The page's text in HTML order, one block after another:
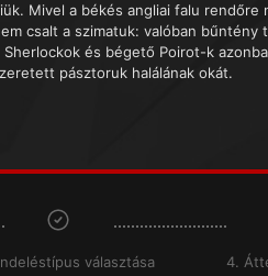
Mivel a békés angliai falu
csalt a szimatuk: valóban
és bégető Poirot-k
pásztoruk halálának okát.
választása
4.